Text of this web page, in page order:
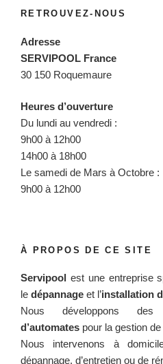
RETROUVEZ-NOUS
Adresse
SERVIPOOL France
30 150 Roquemaure
Heures d’ouverture
Du lundi au vendredi :
9h00 à 12h00
14h00 à 18h00
Le samedi de Mars à Octobre :
9h00 à 12h00
À PROPOS DE CE SITE
Servipool est une entreprise
le dépannage et l’installation
Nous développons
d’automates pour la gestion de
Nous intervenons à
dépannage, d’entretien ou de